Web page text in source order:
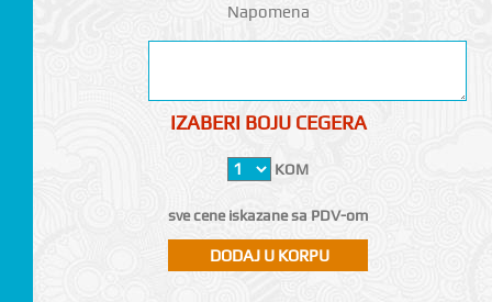
Napomena
IZABERI BOJU CEGERA
KOM
sve cene iskazane sa PDV-om